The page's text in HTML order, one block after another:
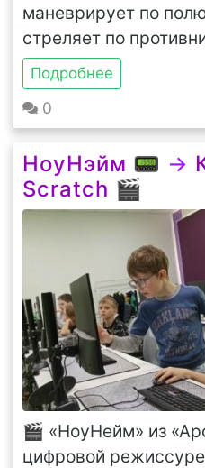
маневрирует по
стреляет по
Подробнее
0
НоуНэйм 📟 →
Scratch 🎬
🎬 «НоуНейм» из
цифровой